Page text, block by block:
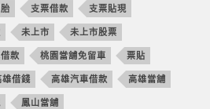
支票借款 支票貼現
未上市 未上市股票
款 桃園當舖免留車 票貼
雄借錢 高雄汽車借款 高雄當舖
鳳山當舖